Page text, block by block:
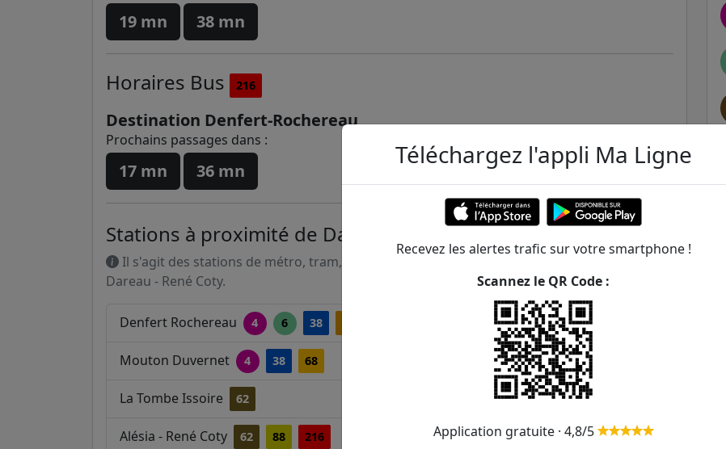
19 mn 38 mn
Horaires Bus 216
Destination Denfert-Rochereau
Prochains passages dans :
17 mn 36 mn
Stations à proximité de Dareau - René Coty
Il s'agit des stations de métro, tram, RER et transilien situées à moins de 1km de la gare
Dareau - René Coty.
Denfert Rochereau 4 6 38 B
Mouton Duvernet 4 38 68
La Tombe Issoire 62
Alésia - René Coty 62 88 216 351m
Téléchargez l'appli Ma Ligne
Recevez les alertes trafic sur votre smartphone !
Scannez le QR Code :
Application gratuite · 4,8/5